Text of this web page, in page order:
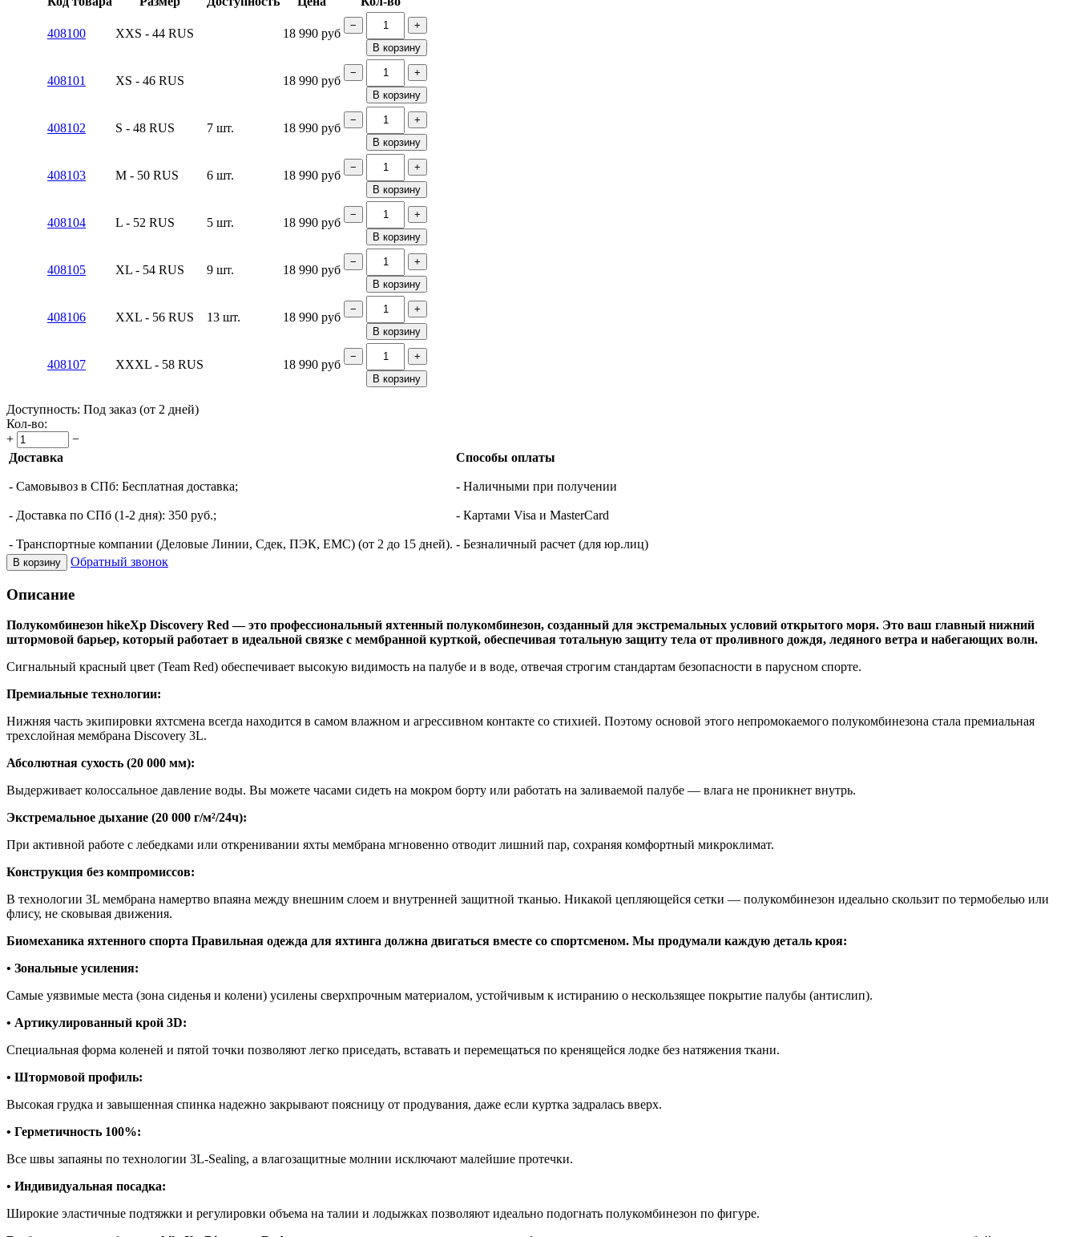
408100 XXS - 44 RUS 18 990 руб
−
+
В корзину
408101 XS - 46 RUS 18 990 руб
−
+
В корзину
408102 S - 48 RUS 7 шт. 18 990 руб
−
+
В корзину
408103 M - 50 RUS 6 шт. 18 990 руб
−
+
В корзину
408104 L - 52 RUS 5 шт. 18 990 руб
−
+
В корзину
408105 XL - 54 RUS 9 шт. 18 990 руб
−
+
В корзину
408106 XXL - 56 RUS 13 шт. 18 990 руб
−
+
В корзину
408107 XXXL - 58 RUS 18 990 руб
−
+
В корзину
Доступность: Под заказ (от 2 дней)
Кол-во:
+
−
Доставка
- Самовывоз в СПб: Бесплатная доставка;
- Доставка по СПб (1-2 дня): 350 руб.;
- Транспортные компании (Деловые Линии, Сдек, ПЭК, ЕМС) (от 2 до 15 дней).
Способы оплаты
- Наличными при получении
- Картами Visa и MasterCard
- Безналичный расчет (для юр.лиц)
В корзину Обратный звонок
Описание
Полукомбинезон hikeXp Discovery Red — это профессиональный яхтенный полукомбинезон, созданный для экстремальных условий открытого моря. Это ваш главный нижний
штормовой барьер, который работает в идеальной связке с мембранной курткой, обеспечивая тотальную защиту тела от проливного дождя, ледяного ветра и набегающих волн.
Сигнальный красный цвет (Team Red) обеспечивает высокую видимость на палубе и в воде, отвечая строгим стандартам безопасности в парусном спорте.
Премиальные технологии:
Нижняя часть экипировки яхтсмена всегда находится в самом влажном и агрессивном контакте со стихией. Поэтому основой этого непромокаемого полукомбинезона стала премиальная
трехслойная мембрана Discovery 3L.
Абсолютная сухость (20 000 мм):
Выдерживает колоссальное давление воды. Вы можете часами сидеть на мокром борту или работать на заливаемой палубе — влага не проникнет внутрь.
Экстремальное дыхание (20 000 г/м²/24ч):
При активной работе с лебедками или откренивании яхты мембрана мгновенно отводит лишний пар, сохраняя комфортный микроклимат.
Конструкция без компромиссов:
В технологии 3L мембрана намертво впаяна между внешним слоем и внутренней защитной тканью. Никакой цепляющейся сетки — полукомбинезон идеально скользит по термобелью или
флису, не сковывая движения.
Биомеханика яхтенного спорта Правильная одежда для яхтинга должна двигаться вместе со спортсменом. Мы продумали каждую деталь кроя:
• Зональные усиления:
Самые уязвимые места (зона сиденья и колени) усилены сверхпрочным материалом, устойчивым к истиранию о нескользящее покрытие палубы (антислип).
• Артикулированный крой 3D:
Специальная форма коленей и пятой точки позволяют легко приседать, вставать и перемещаться по кренящейся лодке без натяжения ткани.
• Штормовой профиль:
Высокая грудка и завышенная спинка надежно закрывают поясницу от продувания, даже если куртка задралась вверх.
• Герметичность 100%:
Все швы запаяны по технологии 3L-Sealing, а влагозащитные молнии исключают малейшие протечки.
• Индивидуальная посадка:
Широкие эластичные подтяжки и регулировки объема на талии и лодыжках позволяют идеально подогнать полукомбинезон по фигуре.